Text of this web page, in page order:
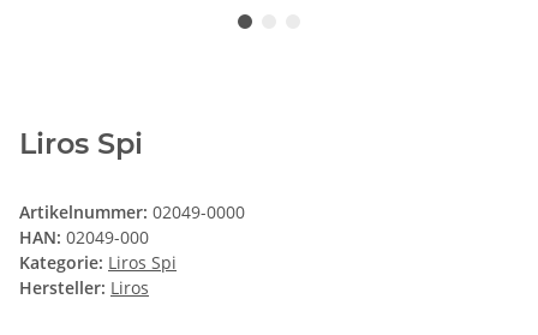
Liros Spi
Artikelnummer: 02049-0000
HAN: 02049-000
Kategorie: Liros Spi
Hersteller: Liros